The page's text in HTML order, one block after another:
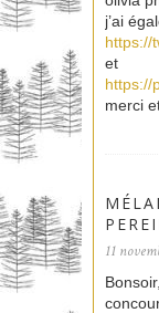
j’ai
https://
et
https://
merci
11